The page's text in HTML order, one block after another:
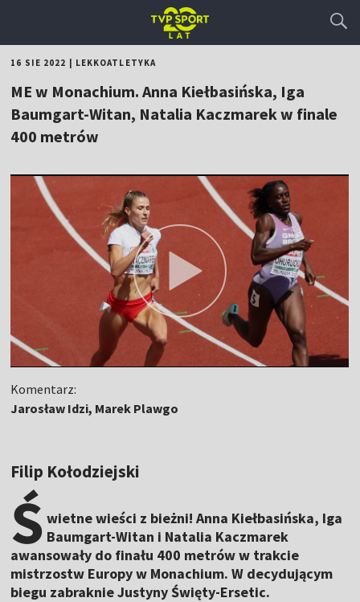
16 SIE 2022 LEKKOATLETYKA
ME w Monachium. Anna Kiełbasińska, Iga
Baumgart-Witan, Natalia Kaczmarek w finale
400 metrów
Komentarz:
Jarosław Idzi, Marek Plawgo
Filip Kołodziejski
Ś wietne wieści z bieżni! Anna Kiełbasińska, Iga
Baumgart-Witan i Natalia Kaczmarek
awansowały do finału 400 metrów w trakcie
mistrzostw Europy w Monachium. W decydującym
biegu zabraknie Justyny Święty-Ersetic.